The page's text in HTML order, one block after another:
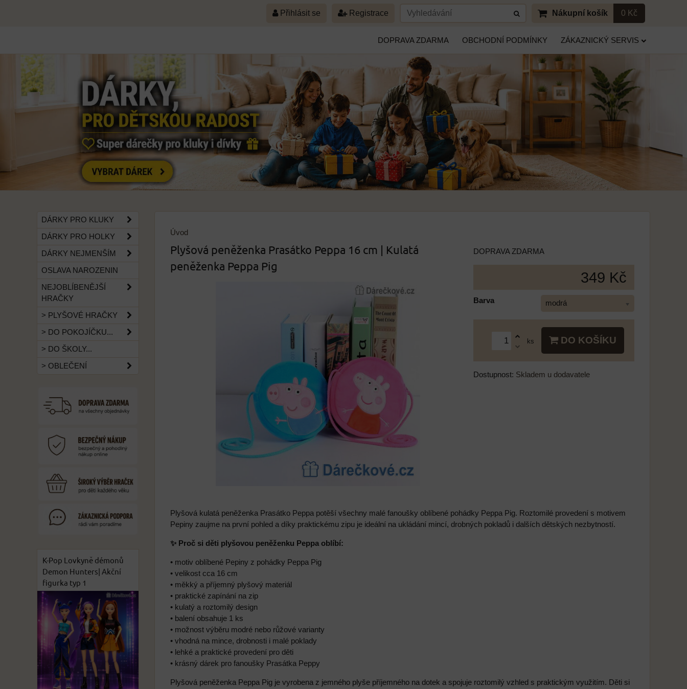
Přihlásit se Registrace Nákupní košík 0 Kč
DOPRAVA ZDARMA OBCHODNÍ PODMÍNKY ZÁKAZNICKÝ SERVIS
Úvod
Plyšová peněženka Prasátko Peppa 16 cm | Kulatá
peněženka Peppa Pig
DOPRAVA ZDARMA
349 Kč
Barva modrá
ks DO KOŠÍKU
Dostupnost: Skladem u dodavatele
Plyšová kulatá peněženka Prasátko Peppa potěší všechny malé fanoušky oblíbené pohádky Peppa Pig. Roztomilé provedení s motivem
Pepiny zaujme na první pohled a díky praktickému zipu je ideální na ukládání mincí, drobných pokladů i dalších dětských nezbytností.
✨ Proč si děti plyšovou peněženku Peppa oblíbí:
• motiv oblíbené Pepiny z pohádky Peppa Pig
• velikost cca 16 cm
• měkký a příjemný plyšový materiál
• praktické zapínání na zip
• kulatý a roztomilý design
• balení obsahuje 1 ks
• možnost výběru modré nebo růžové varianty
• vhodná na mince, drobnosti i malé poklady
• lehké a praktické provedení pro děti
• krásný dárek pro fanoušky Prasátka Peppy
Plyšová peněženka Peppa Pig je vyrobena z jemného plyše příjemného na dotek a spojuje roztomilý vzhled s praktickým využitím. Děti si
DÁRKY PRO KLUKY
DÁRKY PRO HOLKY
DÁRKY NEJMENŠÍM
OSLAVA NAROZENIN
NEJOBLÍBENĚJŠÍ
HRAČKY
> PLYŠOVÉ HRAČKY
> DO POKOJÍČKU...
> DO ŠKOLY...
> OBLEČENÍ
K-Pop Lovkyně démonů
Demon Hunters| Akční
figurka typ 1